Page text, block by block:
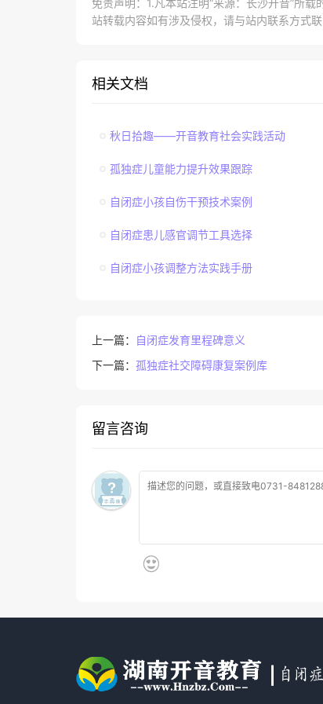
免责声明：1.凡本站注明“来源：长沙开音”所
站转载内容如有涉及侵权，请与站内联系方式
相关文档
秋日拾趣——开音教育社会实践活动
孤独症儿童能力提升效果跟踪
自闭症小孩自伤干预技术案例
自闭症患儿感官调节工具选择
自闭症小孩调整方法实践手册
上一篇：
自闭症发育里程碑意义
下一篇： 孤独症社交障碍康复案例库
留言咨询